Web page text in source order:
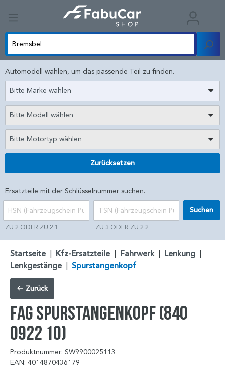
Automodell wählen, um das passende Teil zu finden.
Bitte Marke wählen
Bitte Modell wählen
Bitte Motortyp wählen
Zurücksetzen
Ersatzteile mit der Schlüsselnummer suchen.
ZU 2 ODER ZU 2.1 ZU 3 ODER ZU 2.2
Suchen
Startseite | Kfz-Ersatzteile | Fahrwerk | Lenkung |
Lenkgestänge | Spurstangenkopf
Zurück
FAG Spurstangenkopf (840
0922 10)
Produktnummer: SW9900025113
EAN: 4014870436179